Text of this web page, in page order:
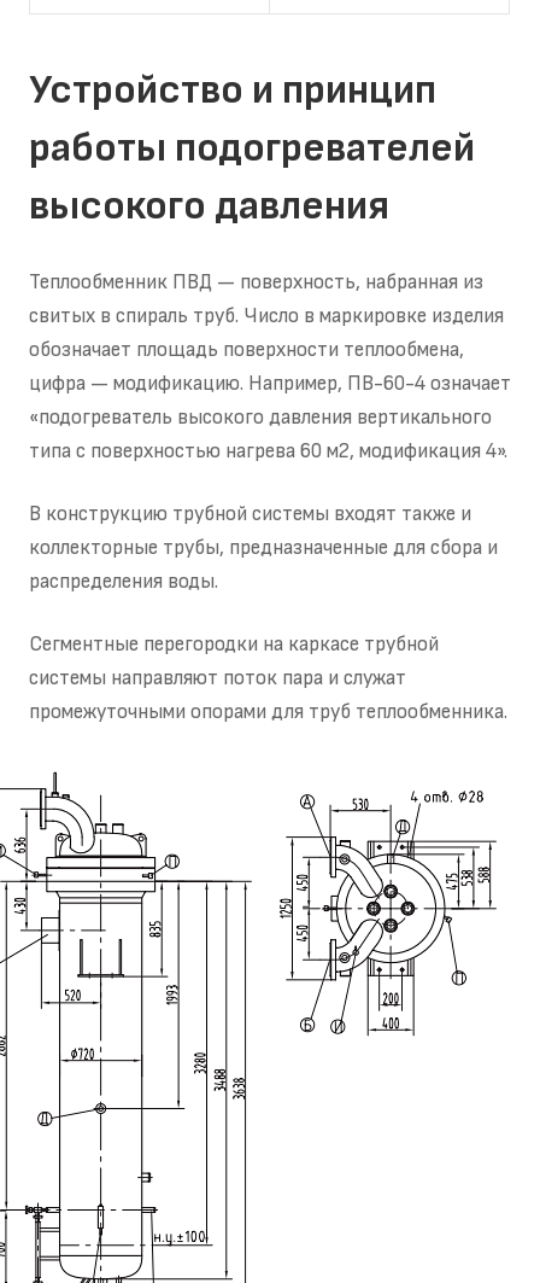
Устройство и принцип
работы подогревателей
высокого давления
Теплообменник ПВД — поверхность, набранная из
свитых в спираль труб. Число в маркировке изделия
обозначает площадь поверхности теплообмена,
цифра — модификацию. Например, ПВ-60-4 означает
«подогреватель высокого давления вертикального
типа с поверхностью нагрева 60 м2, модификация 4».
В конструкцию трубной системы входят также и
коллекторные трубы, предназначенные для сбора и
распределения воды.
Сегментные перегородки на каркасе трубной
системы направляют поток пара и служат
промежуточными опорами для труб теплообменника.